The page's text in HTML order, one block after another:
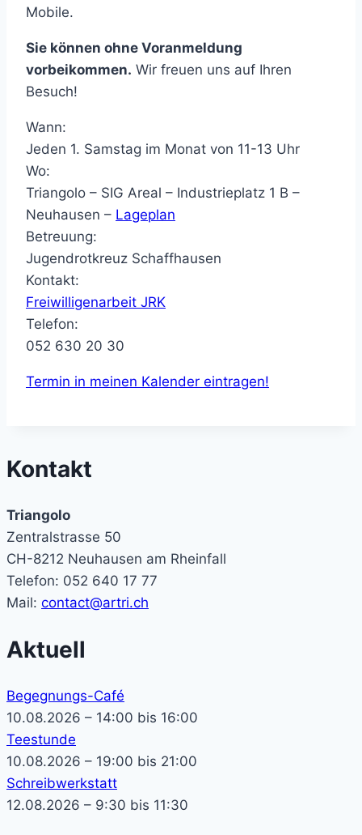
Mobile.
Sie können ohne Voranmeldung
vorbeikommen. Wir freuen uns auf Ihren
Besuch!
Wann:
Jeden 1. Samstag im Monat von 11-13 Uhr
Wo:
Triangolo – SIG Areal – Industrieplatz 1 B –
Neuhausen – Lageplan
Betreuung:
Jugendrotkreuz Schaffhausen
Kontakt:
Freiwilligenarbeit JRK
Telefon:
052 630 20 30
Termin in meinen Kalender eintragen!
Kontakt
Triangolo
Zentralstrasse 50
CH-8212 Neuhausen am Rheinfall
Telefon: 052 640 17 77
Mail: contact@artri.ch
Aktuell
Begegnungs-Café
10.08.2026 – 14:00 bis 16:00
Teestunde
10.08.2026 – 19:00 bis 21:00
Schreibwerkstatt
12.08.2026 – 9:30 bis 11:30